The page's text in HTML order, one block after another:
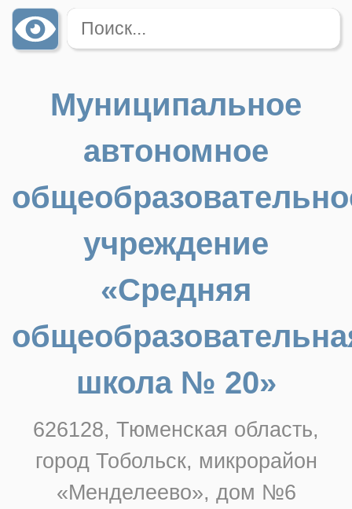
Муниципальное
автономное
учреждение
«Средняя
школа № 20»
626128, Тюменская область,
город Тобольск, микрорайон
«Менделеево», дом №6